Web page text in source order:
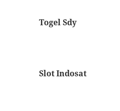
Togel Sdy
Slot Indosat